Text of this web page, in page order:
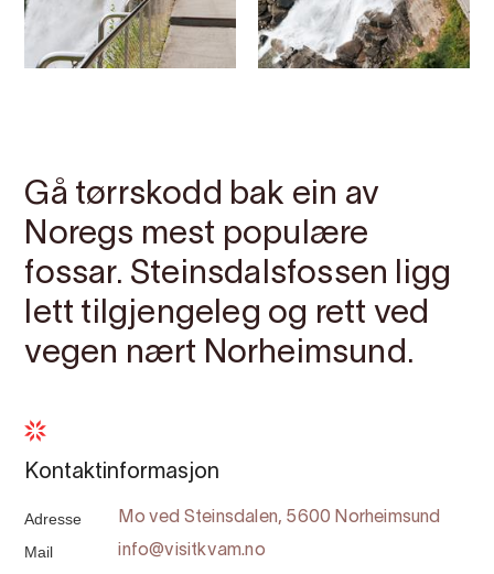
Gå tørrskodd bak ein av
Noregs mest populære
fossar. Steinsdalsfossen ligg
lett tilgjengeleg og rett ved
vegen nært Norheimsund.
Kontaktinformasjon
Adresse Mo ved Steinsdalen, 5600 Norheimsund
Mail info@visitkvam.no